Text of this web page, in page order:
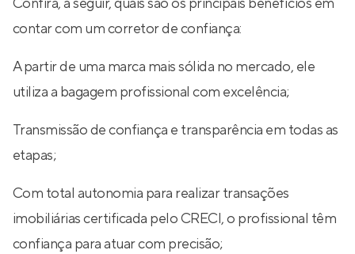
contar com um corretor de confiança:
A partir de uma marca mais sólida no mercado, ele
utiliza a bagagem profissional com excelência;
Transmissão de confiança e transparência em todas as
etapas;
Com total autonomia para realizar transações
imobiliárias certificada pelo CRECI, o profissional têm
confiança para atuar com precisão;